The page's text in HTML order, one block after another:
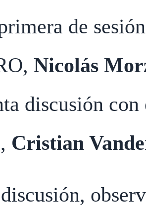
de
Nicolás
discusión
Cristian